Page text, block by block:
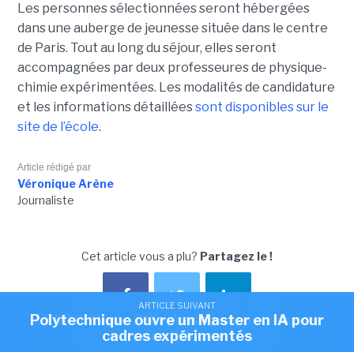
ARTICLE SUIVANT
L'ESPCI Paris-PSL s'ouvre aux lycéennes
scientifiques
Les personnes sélectionnées seront hébergées
dans une auberge de jeunesse située dans le centre
de Paris. Tout au long du séjour, elles seront
accompagnées par deux professeures de physique-
chimie expérimentées. Les modalités de candidature
et les informations détailléessont disponibles sur le
site de l’école.
Article rédigé par
Véronique Arène
Journaliste
Cet article vous a plu? Partagez le !
ARTICLE SUIVANT
Polytechnique ouvre un Master en IA pour
cadres expérimentés